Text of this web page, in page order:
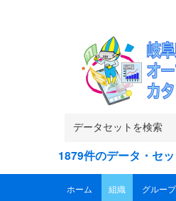
1879件のデータ・セ
ホーム 組織 グループ